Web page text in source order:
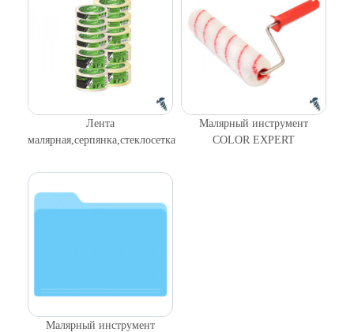
Лента
малярная,серпянка,стеклосетка
Малярный инструмент
COLOR EXPERT
Малярный инструмент